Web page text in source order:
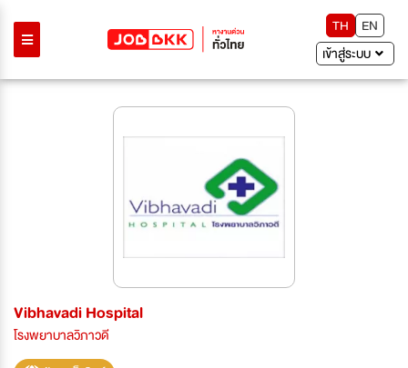
TH
EN
เข้าสู่ระบบ
Vibhavadi Hospital
โรงพยาบาลวิภาวดี